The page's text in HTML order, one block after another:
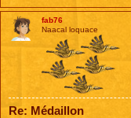
fab76
Naacal loquace
Re: Médaillon